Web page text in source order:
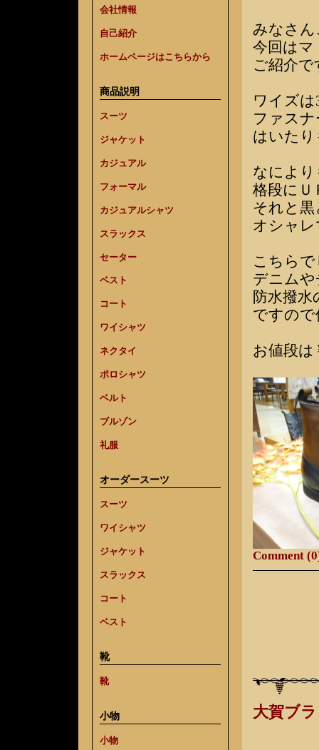
会社情報
自己紹介
ホームページはこちらから
商品説明
スーツ
ジャケット
カジュアル
フォーマル
カジュアルシャツ
スラックス
セーター
ベスト
コート
ワイシャツ
ネクタイ
ポロシャツ
ベルト
ブルゾン
礼服
オーダースーツ
スーツ
ワイシャツ
ジャケット
スラックス
コート
ベスト
靴
靴
小物
小物
みなさ
今回は
ご紹介で
ワイズ
ファス
はいたり
なによ
格段にＵ
それと
オシャ
こちら
デニム
防水撥
ですので
お値段は
Comment
大賀ブ